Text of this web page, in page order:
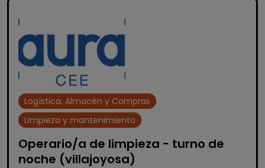
Logística, Almacén y Compras
Limpieza y mantenimiento
Operario/a de limpieza - turno de
noche (villajoyosa)